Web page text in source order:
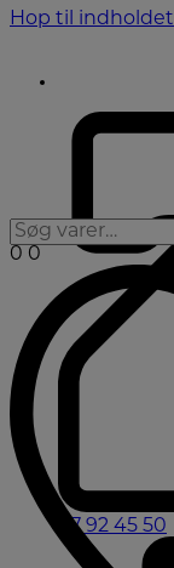
Hop til indholdet
97 92 45 50
0 0